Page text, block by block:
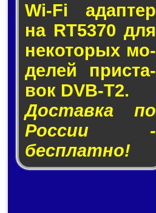
Wi-Fi адап­тер
на RT5370 для
не­ко­то­рых мо­
де­лей прис­та­
вок DVB-T2.
Доставка по
России -
бесплатно!